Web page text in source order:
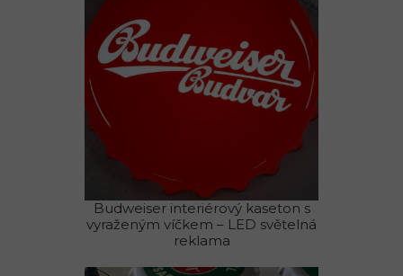
Budweiser interiérový kaseton s
vyraženým víčkem – LED světelná
reklama